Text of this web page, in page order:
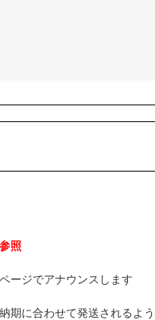
照
ージでアナウンスします
期に合わせて発送されるよう